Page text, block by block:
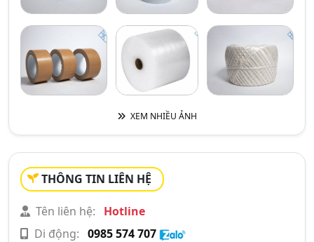
XEM NHIỀU ẢNH
THÔNG TIN LIÊN HỆ
Tên liên hệ:
Hotline
Di động: 0985 574 707